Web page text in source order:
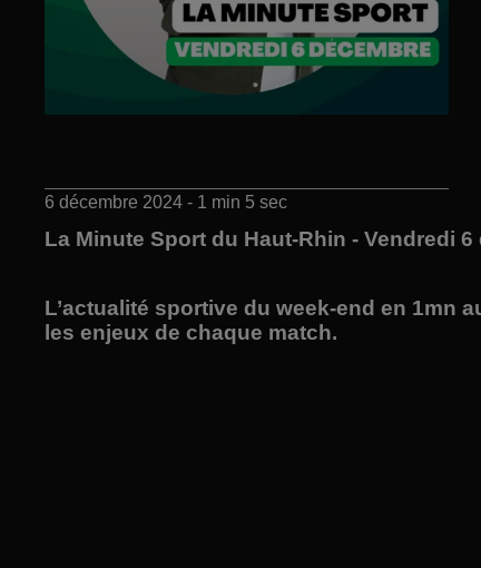
6 décembre 2024 - 1 min 5 sec
La Minute Sport du Haut-Rhin - Vendredi 6
L’actualité sportive du week-end en 1mn
les enjeux de chaque match.